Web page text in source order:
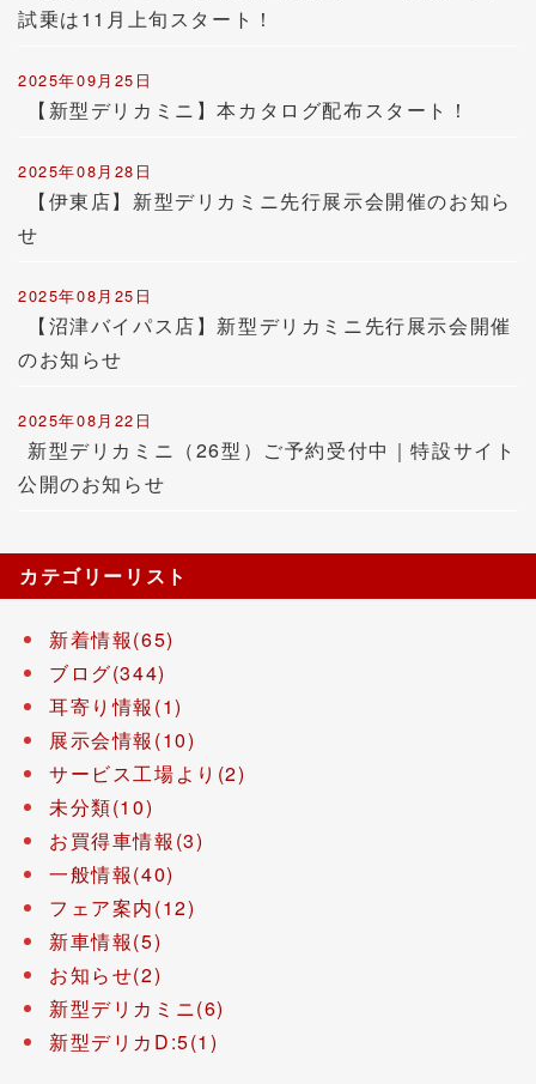
試乗は11月上旬スタート！
2025年09月25日
【新型デリカミニ】本カタログ配布スタート！
2025年08月28日
【伊東店】新型デリカミニ先行展示会開催のお知ら
せ
2025年08月25日
【沼津バイパス店】新型デリカミニ先行展示会開催
のお知らせ
2025年08月22日
新型デリカミニ（26型）ご予約受付中｜特設サイト
公開のお知らせ
カテゴリーリスト
新着情報(65)
ブログ(344)
耳寄り情報(1)
展示会情報(10)
サービス工場より(2)
未分類(10)
お買得車情報(3)
一般情報(40)
フェア案内(12)
新車情報(5)
お知らせ(2)
新型デリカミニ(6)
新型デリカD:5(1)